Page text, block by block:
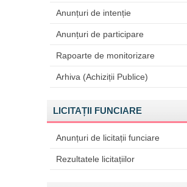
Anunțuri de intenție
Anunțuri de participare
Rapoarte de monitorizare
Arhiva (Achiziții Publice)
LICITAȚII FUNCIARE
Anunțuri de licitații funciare
Rezultatele licitațiilor